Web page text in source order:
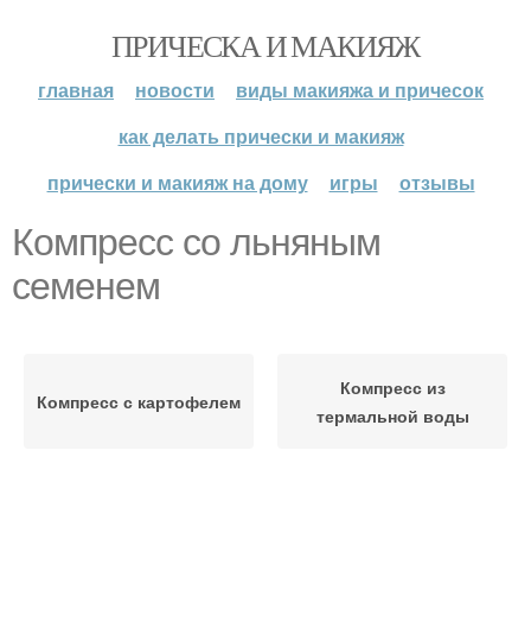
ПРИЧЕСКА И МАКИЯЖ
главная новости
виды макияжа и причесок
как делать прически и макияж
прически и макияж на дому
игры отзывы
Компресс со льняным
семенем
Компресс с картофелем
Компресс из
термальной воды